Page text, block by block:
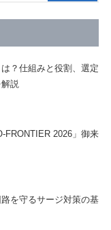
？仕組みと役割、選定
説
FRONTIER 2026」御来
を守るサージ対策の基